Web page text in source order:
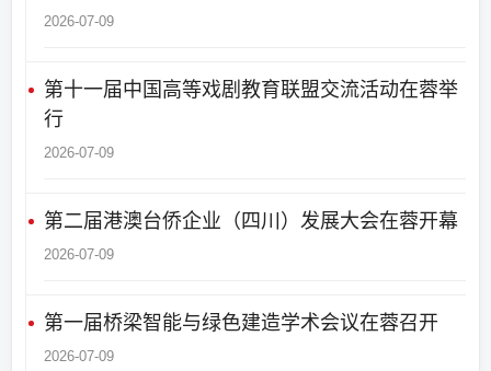
2026-07-09
第十一届中国高等戏剧教育联盟交流活动在蓉举
行
2026-07-09
第二届港澳台侨企业（四川）发展大会在蓉开幕
2026-07-09
第一届桥梁智能与绿色建造学术会议在蓉召开
2026-07-09